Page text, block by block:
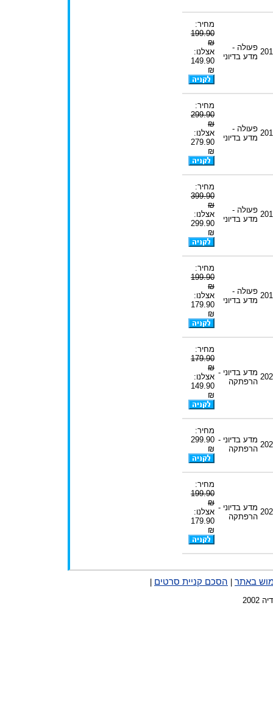
פעולה -
מדע בדיוני
מחיר:
199.90
₪
אצלנו:
149.90
₪
פעולה -
מדע בדיוני
מחיר:
299.90
₪
אצלנו:
279.90
₪
פעולה -
מדע בדיוני
מחיר:
399.90
₪
אצלנו:
299.90
₪
פעולה -
מדע בדיוני
מחיר:
199.90
₪
אצלנו:
179.90
₪
מדע בדיוני -
הרפתקה
מחיר:
179.90
₪
אצלנו:
149.90
₪
מדע בדיוני -
הרפתקה
מחיר:
299.90
₪
מדע בדיוני -
הרפתקה
מחיר:
199.90
₪
אצלנו:
179.90
₪
באתר הסכם קניית סרטים